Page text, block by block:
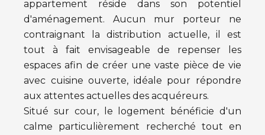
appartement réside dans son potentiel
d'aménagement. Aucun mur porteur ne
contraignant la distribution actuelle, il est
tout à fait envisageable de repenser les
espaces afin de créer une vaste pièce de vie
avec cuisine ouverte, idéale pour répondre
aux attentes actuelles des acquéreurs.
Situé sur cour, le logement bénéficie d'un
calme particulièrement recherché tout en